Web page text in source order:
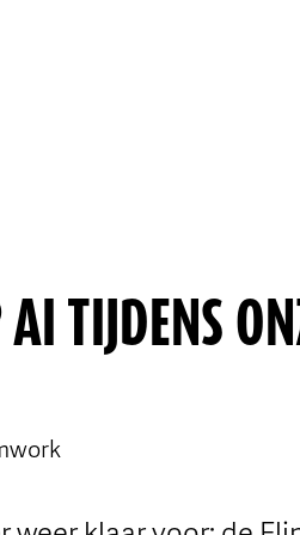
TIJDENS